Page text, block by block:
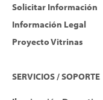
Solicitar Información
Información Legal
Proyecto Vitrinas
SERVICIOS / SOPORTE